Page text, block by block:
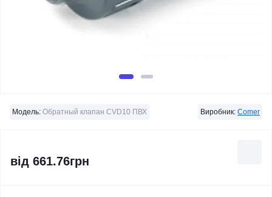
Модель: Обратный клапан СVD10 ПВХ Виробник: Comer
від 661.76грн